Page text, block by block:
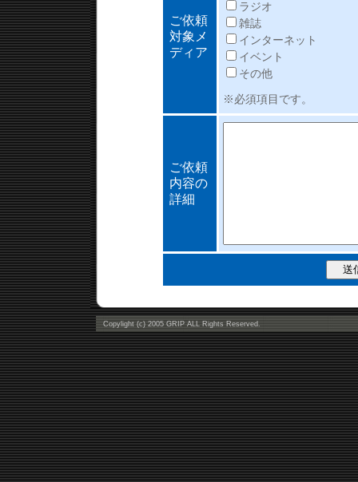
ご依頼
対象メ
ディア
ラジオ
雑誌
インターネット
イベント
その他
※必須項目です。
ご依頼
内容の
詳細
Copylight (c) 2005 GRIP ALL Rights Reserved.